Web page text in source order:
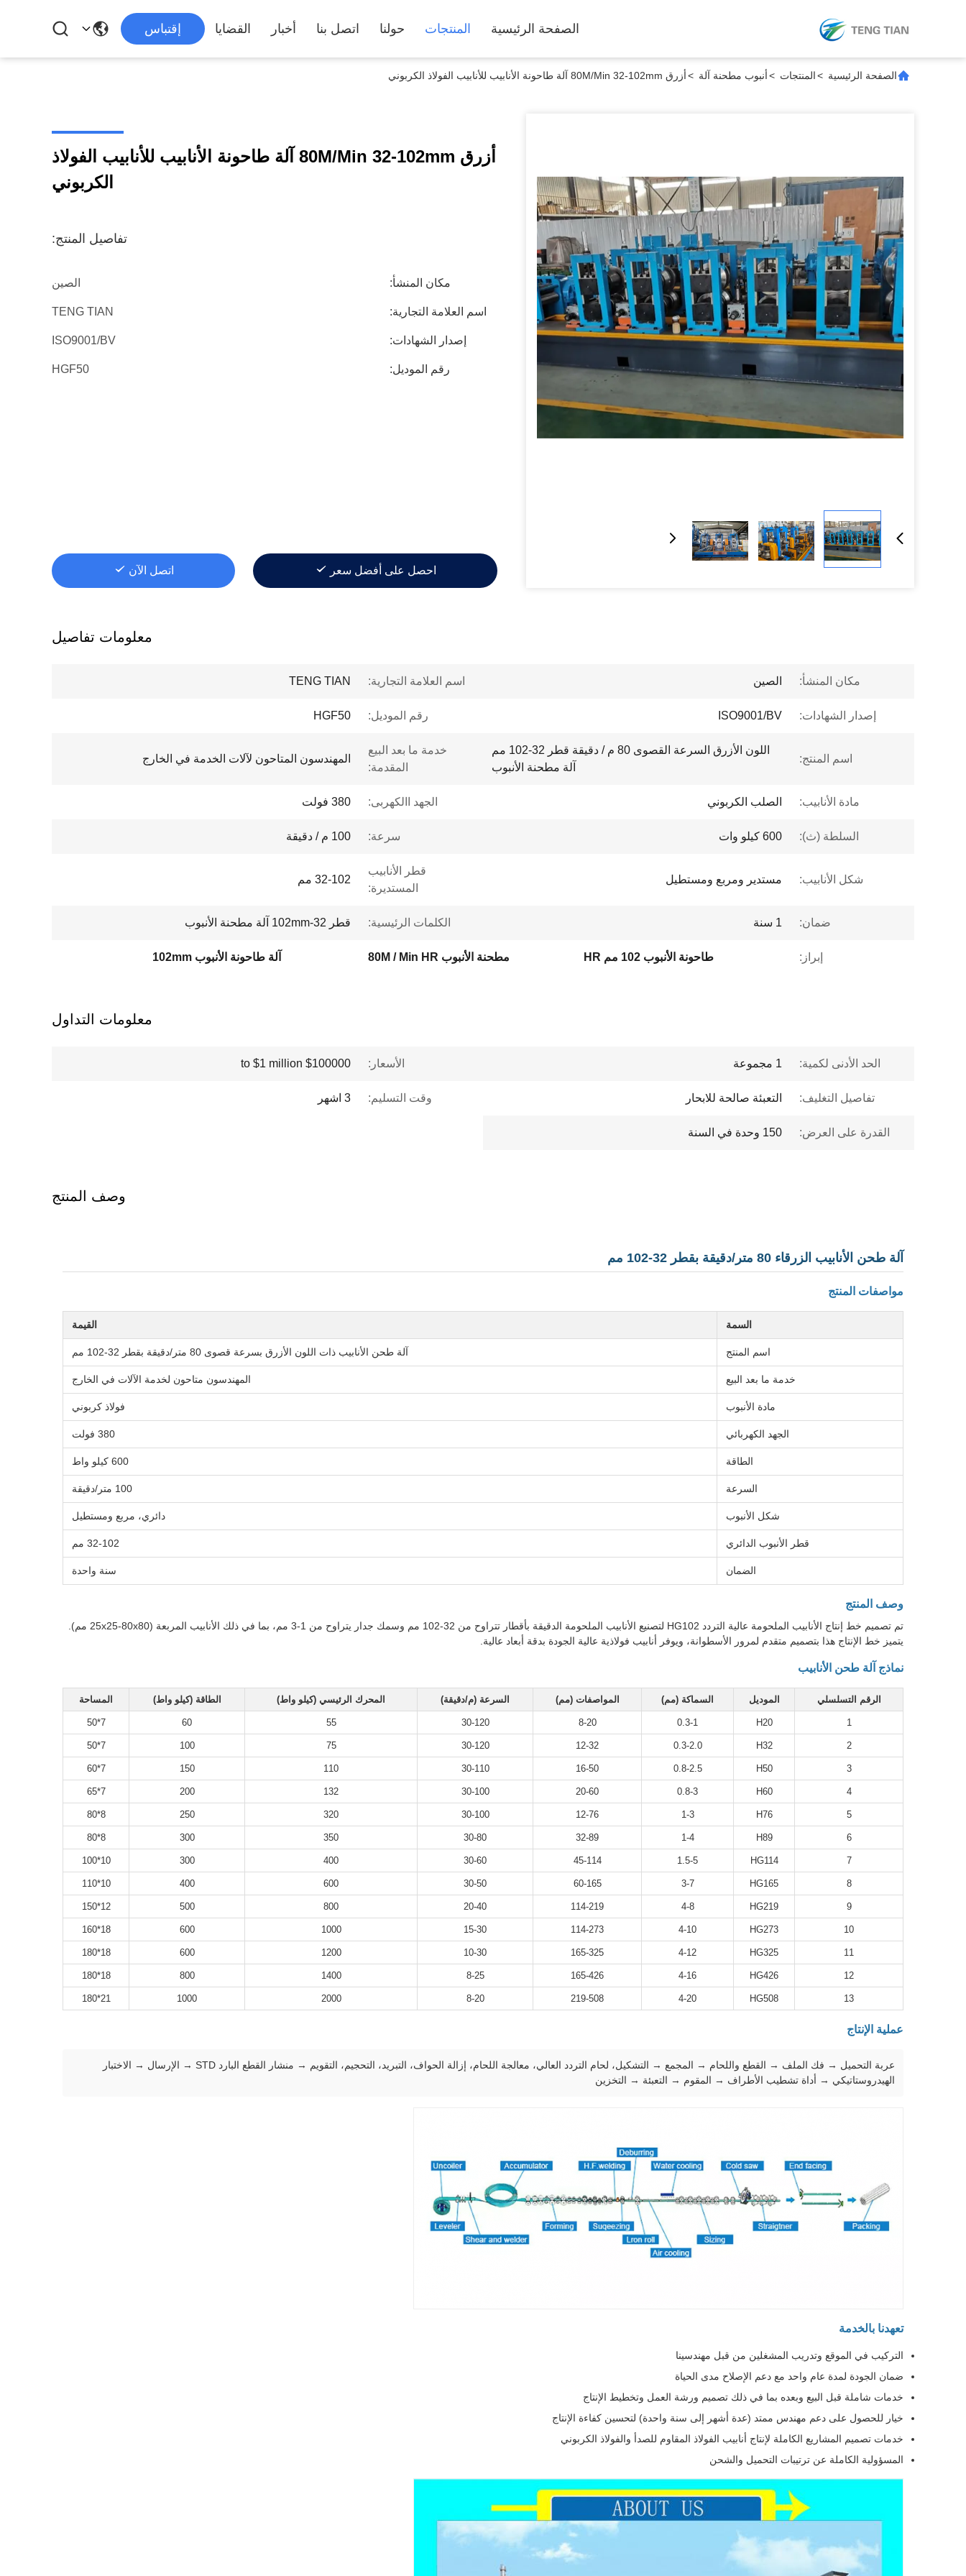
الصفحة الرئيسية المنتجات حولنا اتصل بنا أخبار القضايا إقتباس
الصفحة الرئيسية >المنتجات >أنبوب مطحنة آلة >أزرق 80M/Min 32-102mm آلة طاحونة الأنابيب للأنابيب الفولاذ الكربوني
أزرق 80M/Min 32-102mm آلة طاحونة الأنابيب للأنابيب الفولاذ
الكربوني
تفاصيل المنتج:
مكان المنشأ: الصين
اسم العلامة التجارية: TENG TIAN
إصدار الشهادات: ISO9001/BV
رقم الموديل: HGF50
احصل على أفضل سعر اتصل الآن
معلومات تفاصيل
مكان المنشأ: الصين اسم العلامة التجارية: TENG TIAN
إصدار الشهادات: ISO9001/BV رقم الموديل: HGF50
اسم المنتج:
اللون الأزرق السرعة القصوى 80 م / دقيقة قطر 32-102 مم
آلة مطحنة الأنبوب
خدمة ما بعد البيع
المقدمة:
المهندسون المتاحون لآلات الخدمة في الخارج
مادة الأنابيب: الصلب الكربوني الجهد االكهربى: 380 فولت
السلطة (ث): 600 كيلو وات سرعة: 100 م / دقيقة
شكل الأنابيب: مستدير ومربع ومستطيل
قطر الأنابيب
المستديرة:
32-102 مم
ضمان: 1 سنة الكلمات الرئيسية: قطر 32-102mm آلة مطحنة الأنبوب
إبراز: طاحونة الأنبوب 102 مم HR مطحنة الأنبوب 80M / Min HR آلة طاحونة الأنبوب 102mm
معلومات التداول
الحد الأدنى لكمية: 1 مجموعة الأسعار: $100000 to $1 million
تفاصيل التغليف: التعبئة صالحة للابحار وقت التسليم: 3 اشهر
القدرة على العرض: 150 وحدة في السنة
وصف المنتج
آلة طحن الأنابيب الزرقاء 80 متر/دقيقة بقطر 32-102 مم
مواصفات المنتج
السمة القيمة
اسم المنتج آلة طحن الأنابيب ذات اللون الأزرق بسرعة قصوى 80 متر/دقيقة بقطر 32-102 مم
خدمة ما بعد البيع المهندسون متاحون لخدمة الآلات في الخارج
مادة الأنبوب فولاذ كربوني
الجهد الكهربائي 380 فولت
الطاقة 600 كيلو واط
السرعة 100 متر/دقيقة
شكل الأنبوب دائري، مربع ومستطيل
قطر الأنبوب الدائري 32-102 مم
الضمان سنة واحدة
وصف المنتج
تم تصميم خط إنتاج الأنابيب الملحومة عالية التردد HG102 لتصنيع الأنابيب الملحومة الدقيقة بأقطار تتراوح من 32-102 مم وسمك جدار يتراوح من 1-3 مم، بما في ذلك الأنابيب المربعة (25x25-80x80 مم).
يتميز خط الإنتاج هذا بتصميم متقدم لمرور الأسطوانة، ويوفر أنابيب فولاذية عالية الجودة بدقة أبعاد عالية.
نماذج آلة طحن الأنابيب
الرقم التسلسلي الموديل السماكة (مم) المواصفات (مم) السرعة (م/دقيقة) المحرك الرئيسي (كيلو واط) الطاقة (كيلو واط) المساحة
1
H20
0.3-1
8-20
30-120
55
60
7*50
2
H32
0.3-2.0
12-32
30-120
75
100
7*50
3
H50
0.8-2.5
16-50
30-110
110
150
7*60
4
H60
0.8-3
20-60
30-100
132
200
7*65
5
H76
1-3
12-76
30-100
320
250
8*80
6
H89
1-4
32-89
30-80
350
300
8*80
7
HG114
1.5-5
45-114
30-60
400
300
10*100
8
HG165
3-7
60-165
30-50
600
400
10*110
9
HG219
4-8
114-219
20-40
800
500
12*150
10
HG273
4-10
114-273
15-30
1000
600
18*160
11
HG325
4-12
165-325
10-30
1200
600
18*180
12
HG426
4-16
165-426
8-25
1400
800
18*180
13
HG508
4-20
219-508
8-20
2000
1000
21*180
عملية الإنتاج
عربة التحميل → فك الملف → القطع واللحام → المجمع → التشكيل، لحام التردد العالي، معالجة اللحام، إزالة الحواف، التبريد، التحجيم، التقويم → منشار القطع البارد STD → الإرسال → الاختبار
الهيدروستاتيكي → أداة تشطيب الأطراف → المقوم → التعبئة → التخزين
تعهدنا بالخدمة
التركيب في الموقع وتدريب المشغلين من قبل مهندسينا
ضمان الجودة لمدة عام واحد مع دعم الإصلاح مدى الحياة
خدمات شاملة قبل البيع وبعده بما في ذلك تصميم ورشة العمل وتخطيط الإنتاج
خيار للحصول على دعم مهندس ممتد (عدة أشهر إلى سنة واحدة) لتحسين كفاءة الإنتاج
خدمات تصميم المشاريع الكاملة لإنتاج أنابيب الفولاذ المقاوم للصدأ والفولاذ الكربوني
المسؤولية الكاملة عن ترتيبات التحميل والشحن